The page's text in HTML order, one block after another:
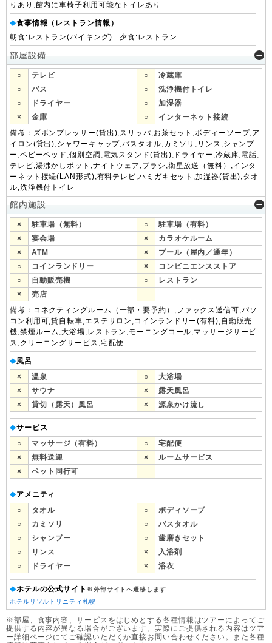
りあり,館内に車椅子利用可能なトイレあり
◆食事情報（レストラン情報）
朝食:レストラン(バイキング) 夕食:レストラン
部屋設備
○ テレビ ○
冷蔵庫
○
バス ○
洗浄機付トイレ
○
ドライヤー ○
加湿器
×
金庫 ○
インターネット接続
備考：ズボンプレッサー(貸出),スリッパ,お茶セット,ボディーソープ,ア
イロン(貸出),シャワーキャップ,バスタオル,カミソリ,リンス,シャンプ
ー,ベビーベッド,個別空調,電気スタンド(貸出),ドライヤー,冷蔵庫,電話,
テレビ,湯沸かしポット,ナイトウェア,ブラシ,衛星放送（無料）,インタ
ーネット接続(LAN形式),有料テレビ,ハミガキセット,加湿器(貸出),タオ
ル,洗浄機付トイレ
館内施設
× 駐車場（無料） ○
駐車場（有料）
×
宴会場 ×
カラオケルーム
×
ATM ×
プール（屋内／通年）
○
コインランドリー ×
コンビニエンスストア
○
自動販売機 ○
レストラン
×
売店
備考：コネクティングルーム（一部・要予約）,ファックス送信可,パソ
コン利用可,貸自転車,エステサロン,コインランドリー(有料),自動販売
機,禁煙ルーム,大浴場,レストラン,モーニングコール,マッサージサービ
ス,クリーニングサービス,宅配便
◆風呂
×
温泉 ○
大浴場
×
サウナ ×
露天風呂
×
貸切（露天）風呂 × 源泉かけ流し
◆サービス
○
マッサージ（有料） ○
宅配便
×
無料送迎 ×
ルームサービス
×
ペット同行可
◆アメニティ
○
タオル ○
ボディソープ
○
カミソリ ○
バスタオル
○
シャンプー ○
歯磨きセット
○
リンス ×
入浴剤
○
ドライヤー × 浴衣
◆ホテルの公式サイト ※外部サイトへ遷移します
ホテルリソルトリニティ札幌
※部屋、食事内容、サービスをはじめとする各種情報はツアーによってご
提供する内容が異なる場合がございます。実際にご提供される内容はツア
ー詳細ページにてご確認いただくか直接お問い合わせください。また各種